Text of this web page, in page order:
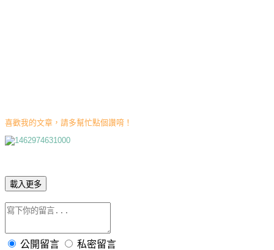
喜歡我的文章，請多幫忙點個讚唷！
載入更多
公開留言 私密留言